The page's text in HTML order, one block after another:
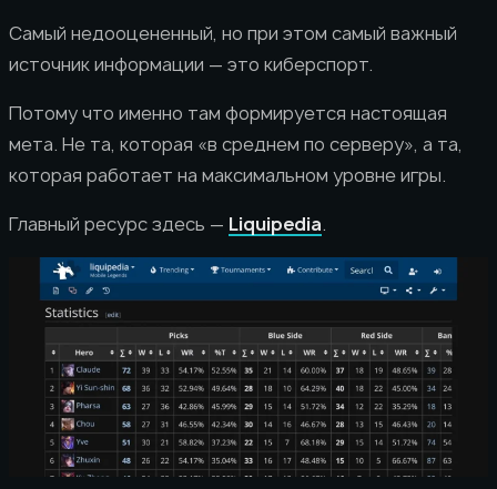
Самый недооцененный, но при этом самый важный
источник информации — это киберспорт.
Потому что именно там формируется настоящая
мета. Не та, которая «в среднем по серверу», а та,
которая работает на максимальном уровне игры.
Главный ресурс здесь — Liquipedia.